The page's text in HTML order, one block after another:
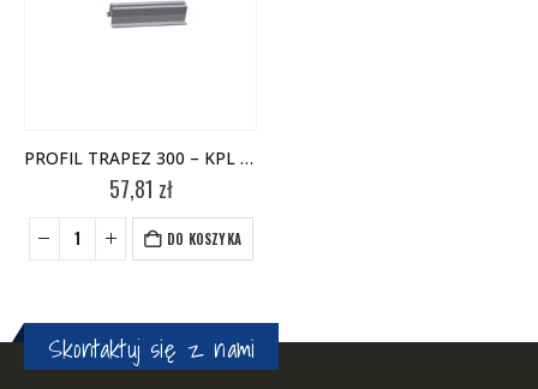
PROFIL TRAPEZ 300 – KPL (2 SZT)
57,81 zł
DO KOSZYKA
Skontaktuj się z nami